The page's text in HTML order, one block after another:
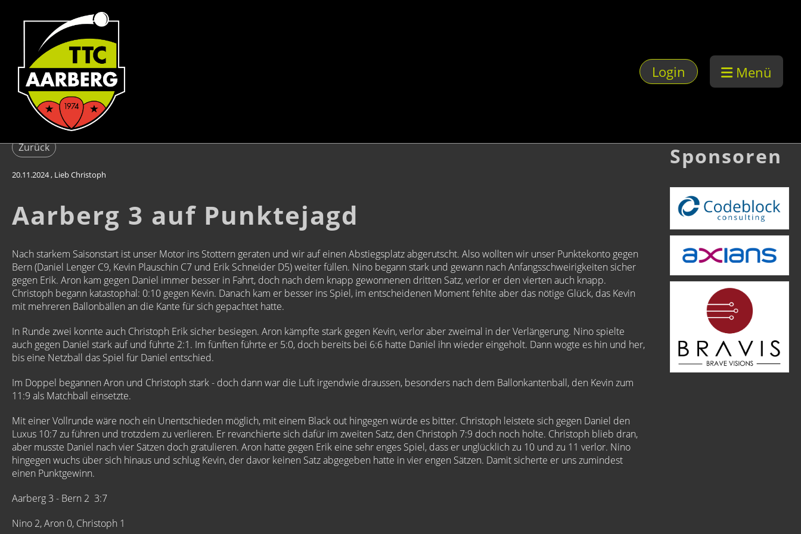
Login Menü
Zurück
20.11.2024, Lieb Christoph
Aarberg 3 auf Punktejagd
Nach starkem Saisonstart ist unser Motor ins Stottern geraten und wir auf einen Abstiegsplatz abgerutscht. Also wollten wir unser Punktekonto gegen
Bern (Daniel Lenger C9, Kevin Plauschin C7 und Erik Schneider D5) weiter füllen. Nino begann stark und gewann nach Anfangsschweirigkeiten sicher
gegen Erik. Aron kam gegen Daniel immer besser in Fahrt, doch nach dem knapp gewonnenen dritten Satz, verlor er den vierten auch knapp.
Christoph begann katastophal: 0:10 gegen Kevin. Danach kam er besser ins Spiel, im entscheidenen Moment fehlte aber das nötige Glück, das Kevin
mit mehreren Ballonbällen an die Kante für sich gepachtet hatte.
In Runde zwei konnte auch Christoph Erik sicher besiegen. Aron kämpfte stark gegen Kevin, verlor aber zweimal in der Verlängerung. Nino spielte
auch gegen Daniel stark auf und führte 2:1. Im fünften führte er 5:0, doch bereits bei 6:6 hatte Daniel ihn wieder eingeholt. Dann wogte es hin und her,
bis eine Netzball das Spiel für Daniel entschied.
Im Doppel begannen Aron und Christoph stark - doch dann war die Luft irgendwie draussen, besonders nach dem Ballonkantenball, den Kevin zum
11:9 als Matchball einsetzte.
Mit einer Vollrunde wäre noch ein Unentschieden möglich, mit einem Black out hingegen würde es bitter. Christoph leistete sich gegen Daniel den
Luxus 10:7 zu führen und trotzdem zu verlieren. Er revanchierte sich dafür im zweiten Satz, den Christoph 7:9 doch noch holte. Christoph blieb dran,
aber musste Daniel nach vier Sätzen doch gratulieren. Aron hatte gegen Erik eine sehr enges Spiel, dass er unglücklich zu 10 und zu 11 verlor. Nino
hingegen wuchs über sich hinaus und schlug Kevin, der davor keinen Satz abgegeben hatte in vier engen Sätzen. Damit sicherte er uns zumindest
einen Punktgewinn.
Aarberg 3 - Bern 2 3:7
Nino 2, Aron 0, Christoph 1
Sponsoren